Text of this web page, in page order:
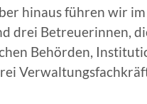
hinaus führen wir
drei Betreuerinnen,
Behörden,